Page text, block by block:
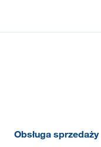
Obsługa sprzedaży